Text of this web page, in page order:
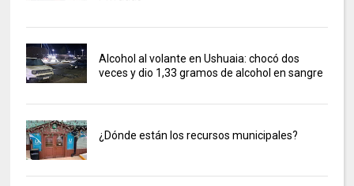
Alcohol al volante en Ushuaia: chocó dos
veces y dio 1,33 gramos de alcohol en sangre
¿Dónde están los recursos municipales?